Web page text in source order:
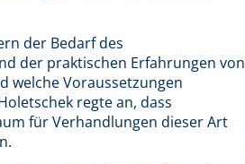
der Bedarf des
der praktischen Erfahrungen von
welche Voraussetzungen
regte an, dass
für Verhandlungen dieser Art